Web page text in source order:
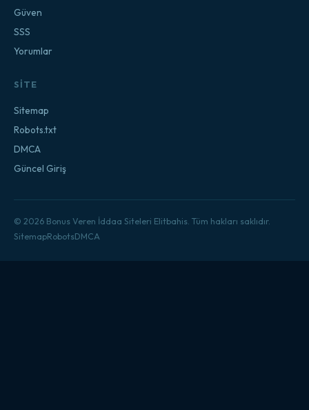
Güven
SSS
Yorumlar
SITE
Sitemap
Robots.txt
DMCA
Güncel Giriş
© 2026 Bonus Veren İddaa Siteleri Elitbahis. Tüm hakları saklıdır.
SitemapRobotsDMCA